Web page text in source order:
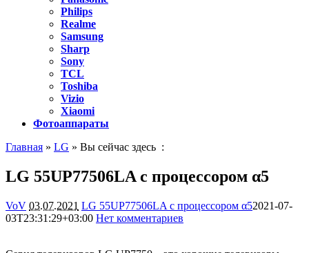
Philips
Realme
Samsung
Sharp
Sony
TCL
Toshiba
Vizio
Xiaomi
Фотоаппараты
Главная » LG » Вы сейчас здесь :
LG 55UP77506LA c процессором α5
VoV 03.07.2021 LG 55UP77506LA c процессором α52021-07-
03T23:31:29+03:00 Нет комментариев